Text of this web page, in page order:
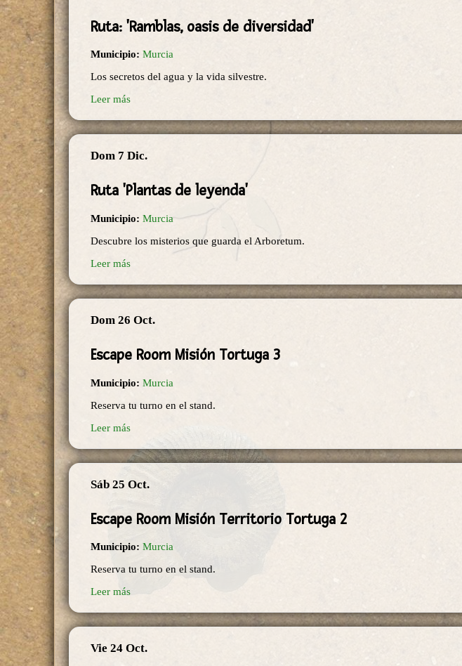
Ruta: 'Ramblas, oasis de diversidad'
Municipio: Murcia
Los secretos del agua y la vida silvestre.
Leer más
Dom 7 Dic.
Ruta 'Plantas de leyenda'
Municipio: Murcia
Descubre los misterios que guarda el Arboretum.
Leer más
Dom 26 Oct.
Escape Room Misión Tortuga 3
Municipio: Murcia
Reserva tu turno en el stand.
Leer más
Sáb 25 Oct.
Escape Room Misión Territorio Tortuga 2
Municipio: Murcia
Reserva tu turno en el stand.
Leer más
Vie 24 Oct.